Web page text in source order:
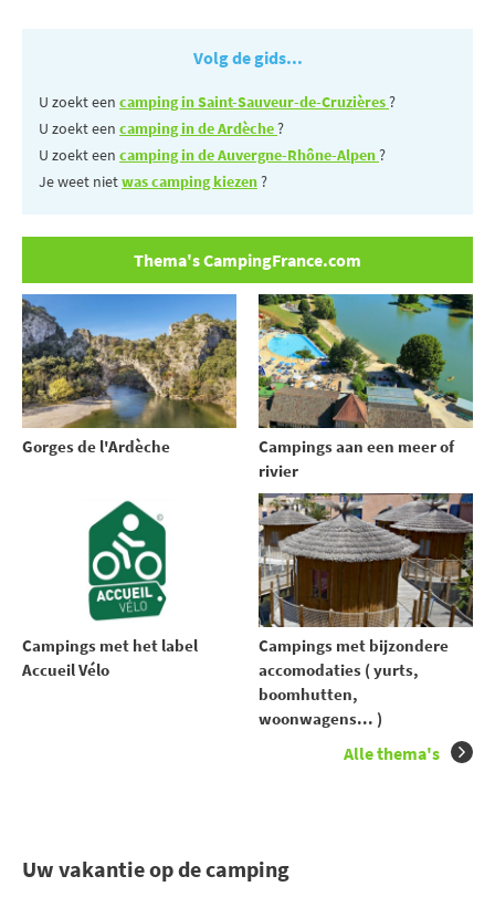
Volg de gids...
U zoekt een camping in Saint-Sauveur-de-Cruzières?
U zoekt een camping in de Ardèche?
U zoekt een camping in de Auvergne-Rhône-Alpen?
Je weet nietwas camping kiezen?
Thema's CampingFrance.com
Gorges de l'Ardèche
Campings aan een meer of
rivier
Campings met het label
Accueil Vélo
Campings met bijzondere
accomodaties ( yurts,
boomhutten,
woonwagens... )
Alle thema's
Uw vakantie op de camping